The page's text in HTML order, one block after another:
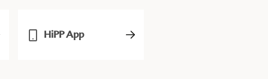
HiPP App